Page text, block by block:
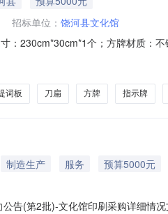
招标单位： 饶河县文化馆
：230cm*30cm*1个；方牌材质：
彩印KT板60cm*80cm*5个；通告
词板 刀扁 方牌 指示牌
制造生产 服务
预算5000元
告(第2批)-文化馆印刷采购详细情